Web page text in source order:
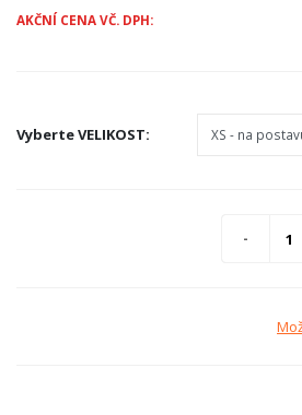
AKČNÍ CENA VČ. DPH:
VyberteVELIKOST: